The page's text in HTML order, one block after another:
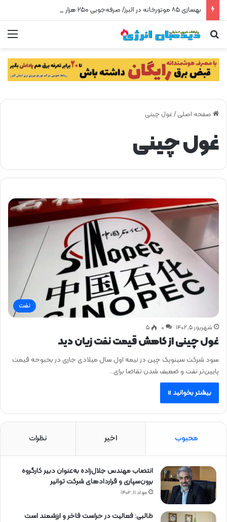
جستجو برای
صفحه اصلی /غول چینی
غول چینی
نفت
شهریور ۵, ۱۴۰۲ 0 ۵
غول چینی از کاهش قیمت نفت زیان دید
سود شرکت سینوپک چین در نیمه اول سال میلادی جاری در بحبوحه قیمت
پایین‌تر نفت و ضعیف شدن تقاضا برای…
بیشتر بخوانید »
محبوب اخیر نظرات
انتصاب مهندس جلال‌زاده به‌عنوان دبیر كارگروه
برون‌سپاری و قراردادهای شركت توانیر
مرداد ۱۱, ۱۴۰۲
طالبی: فعالیت در حراست فاخر و ارزشمند است